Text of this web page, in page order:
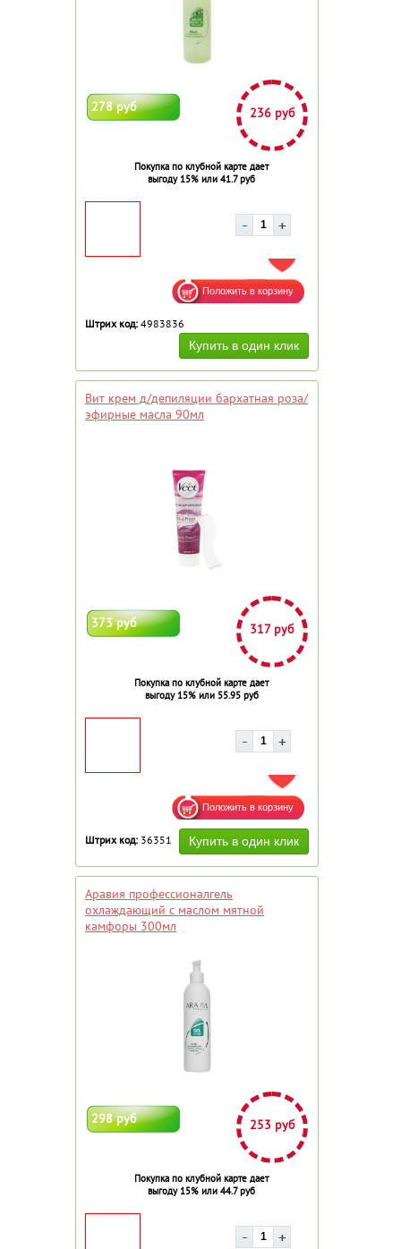
278 руб 236 руб
Покупка по клубной карте дает
выгоду 15% или 41.7 руб
ДОБАВИТЬ В ИЗБРАННОЕ
Штрих код: 4983836
Вит крем д/депиляции бархатная роза/
эфирные масла 90мл
373 руб 317 руб
Покупка по клубной карте дает
выгоду 15% или 55.95 руб
ДОБАВИТЬ В ИЗБРАННОЕ
Штрих код: 36351
Аравия профессионалгель
охлаждающий с маслом мятной
камфоры 300мл
298 руб 253 руб
Покупка по клубной карте дает
выгоду 15% или 44.7 руб